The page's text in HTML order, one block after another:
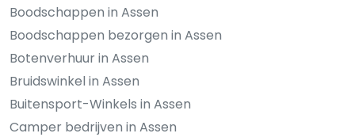
Boodschappen in Assen
Boodschappen bezorgen in Assen
Botenverhuur in Assen
Bruidswinkel in Assen
Buitensport-Winkels in Assen
Camper bedrijven in Assen